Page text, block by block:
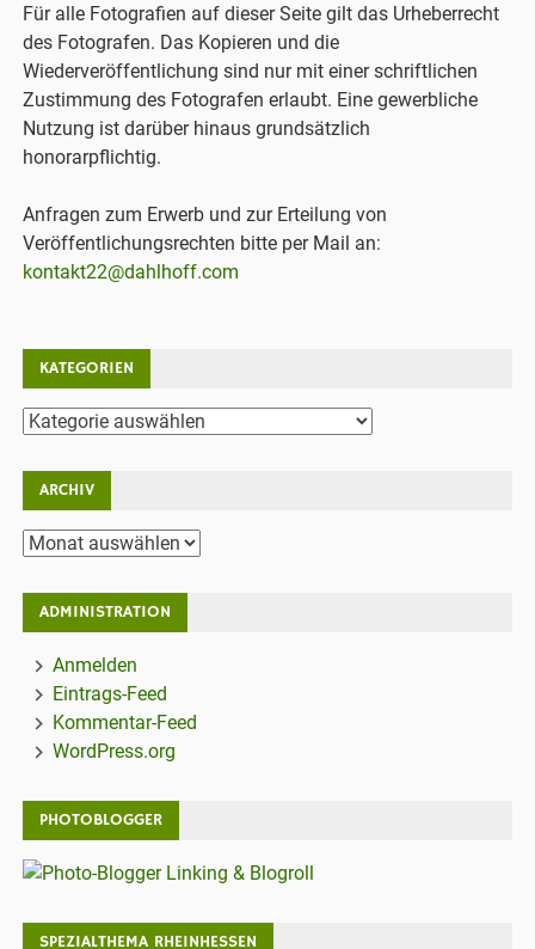
Für alle Fotografien auf dieser Seite gilt das Urheberrecht
des Fotografen. Das Kopieren und die
Wiederveröffentlichung sind nur mit einer schriftlichen
Zustimmung des Fotografen erlaubt. Eine gewerbliche
Nutzung ist darüber hinaus grundsätzlich
honorarpflichtig.
Anfragen zum Erwerb und zur Erteilung von
Veröffentlichungsrechten bitte per Mail an:
kontakt22@dahlhoff.com
KATEGORIEN
Kategorien
ARCHIV
Archiv
ADMINISTRATION
Anmelden
Eintrags-Feed
Kommentar-Feed
WordPress.org
PHOTOBLOGGER
SPEZIALTHEMA RHEINHESSEN